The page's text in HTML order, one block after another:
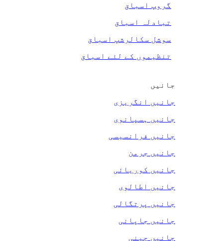
گروپ اسباق
تبادلہ اسباق
سوشل سکالرشپ اسباق
تنظیموں کے لئے اسباق
جانیں
جانیں انگریزی
جانیں ہسپانوی
جانیں فرانسیسی
جانیں جرمن
جانیں کوریائی
جانیں اطالوی
جانیں پرتگالی
جانیں جاپانی
جانیں چینی